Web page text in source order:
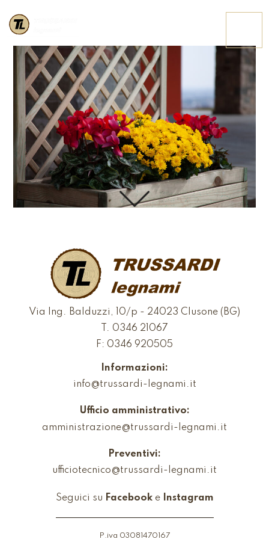
Via Ing. Balduzzi, 10/p - 24023 Clusone (BG)
T. 0346 21067
F: 0346 920505
Informazioni:
info@trussardi-legnami.it
Ufficio amministrativo:
amministrazione@trussardi-legnami.it
Preventivi:
ufficiotecnico@trussardi-legnami.it
Seguici su Facebooke Instagram
P.iva 03081470167